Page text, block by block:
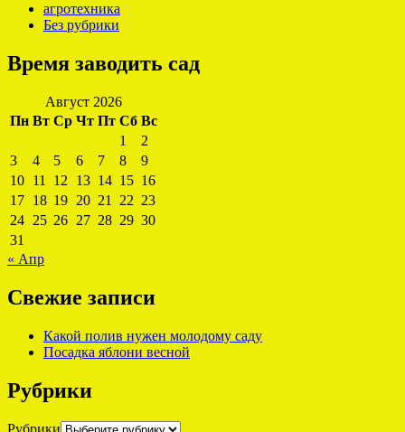
агротехника
Без рубрики
Время заводить сад
Август 2026
Пн Вт Ср Чт Пт Сб Вс
1
2
3
4 5 6 7 8
9
10 11 12 13 14 15 16
17 18 19 20 21 22 23
24 25 26 27 28 29 30
31
« Апр
Свежие записи
Какой полив нужен молодому саду
Посадка яблони весной
Рубрики
Рубрики